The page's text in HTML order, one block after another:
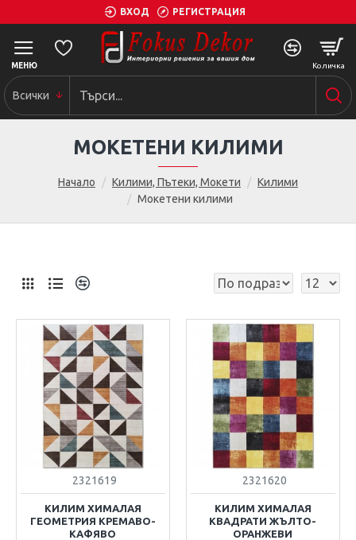
ВХОД РЕГИСТРАЦИЯ
Всички
Начало Килими, Пътеки, Мокети
Килими
Мокетени килими
МОКЕТЕНИ КИЛИМИ
2321619
КИЛИМ ХИМАЛАЯ
ГЕОМЕТРИЯ КРЕМАВО-
КАФЯВО
2321620
КИЛИМ ХИМАЛАЯ
КВАДРАТИ ЖЪЛТО-
ОРАНЖЕВИ